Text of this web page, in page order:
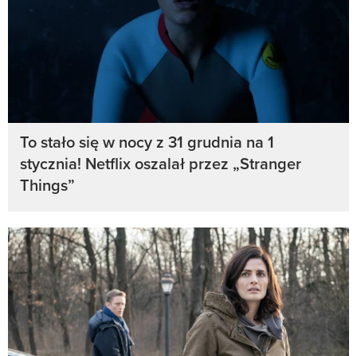
To stało się w nocy z 31 grudnia na 1
stycznia! Netflix oszalał przez „Stranger
Things”